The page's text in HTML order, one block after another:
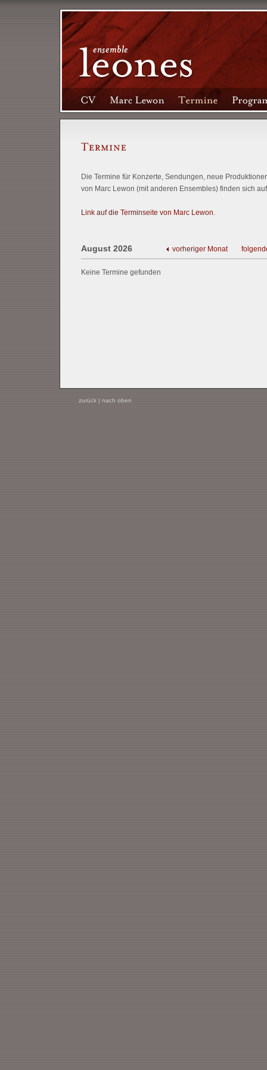
Die Termine für Konzerte, Sendungen, neue
von Marc Lewon (mit anderen Ensembles) finden sich
Link auf die Terminseite von Marc Lewon.
August 2026 vorheriger Monat
Keine Termine gefunden
zurück| nach oben